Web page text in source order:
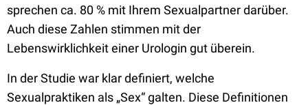
sprechen ca. 80 % mit Ihrem Sexualpartner darüber.
Auch diese Zahlen stimmen mit der
Lebenswirklichkeit einer Urologin gut überein.
In der Studie war klar definiert, welche
Sexualpraktiken als „Sex“ galten. Diese Definitionen